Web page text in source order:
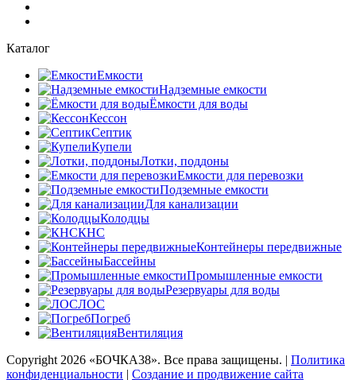
Каталог
Емкости
Надземные емкости
Ёмкости для воды
Кессон
Септик
Купели
Лотки, поддоны
Емкости для перевозки
Подземные емкости
Для канализации
Колодцы
КНС
Контейнеры передвижные
Бассейны
Промышленные емкости
Резервуары для воды
ЛОС
Погреб
Вентиляция
Copyright 2026 «БОЧКА38». Все права защищены. | Политика
конфиденциальности | Создание и продвижение сайта